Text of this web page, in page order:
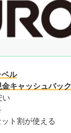
ベル
キャッシュバック
い
ト割が使える